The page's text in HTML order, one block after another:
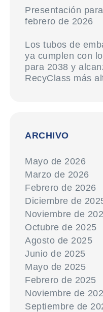
Presentación
febrero de 2026
Los tubos de
ya cumplen con
para 2038 y
RecyClass más
ARCHIVO
Mayo de 2026
Marzo de 2026
Febrero de 2026
Diciembre de
Noviembre de
Octubre de 2025
Agosto de 2025
Junio de 2025
Mayo de 2025
Febrero de 2025
Noviembre de
Septiembre de